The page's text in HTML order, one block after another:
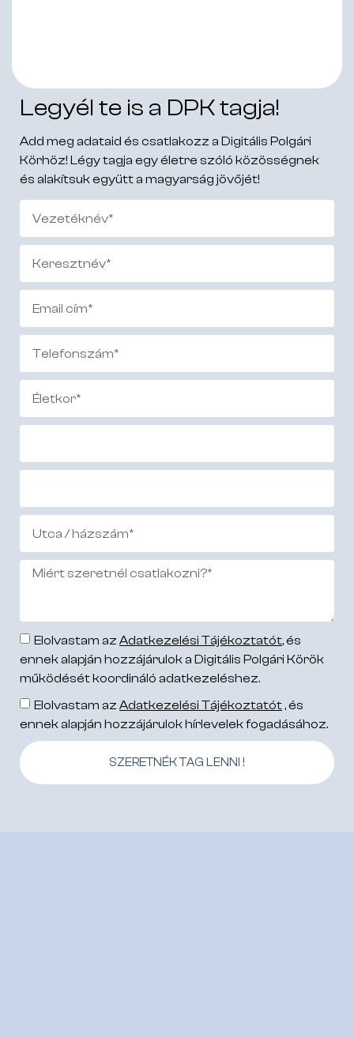
Legyél te is a DPK tagja!
Add meg adataid és csatlakozz a Digitális Polgári
Körhöz! Légy tagja egy életre szóló közösségnek
és alakítsuk együtt a magyarság jövőjét!
Elolvastam az Adatkezelési Tájékoztatót, és
ennek alapján hozzájárulok a Digitális Polgári Körök
működését koordináló adatkezeléshez.
Elolvastam az Adatkezelési Tájékoztatót, és
ennek alapján hozzájárulok hírlevelek fogadásához.
SZERETNÉK TAG LENNI !